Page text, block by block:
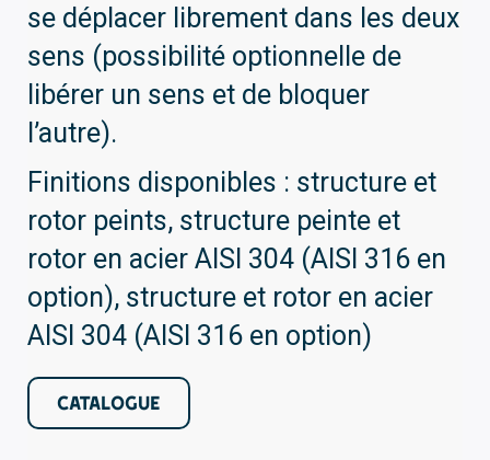
se déplacer librement dans les deux
sens (possibilité optionnelle de
libérer un sens et de bloquer
l’autre).
Finitions disponibles : structure et
rotor peints, structure peinte et
rotor en acier AISI 304 (AISI 316 en
option), structure et rotor en acier
AISI 304 (AISI 316 en option)
CATALOGUE